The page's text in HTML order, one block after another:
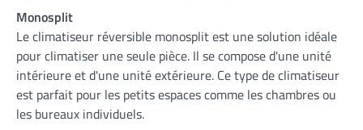
Monosplit
Le climatiseur réversible monosplit est une solution idéale
pour climatiser une seule pièce. Il se compose d'une unité
intérieure et d'une unité extérieure. Ce type de climatiseur
est parfait pour les petits espaces comme les chambres ou
les bureaux individuels.